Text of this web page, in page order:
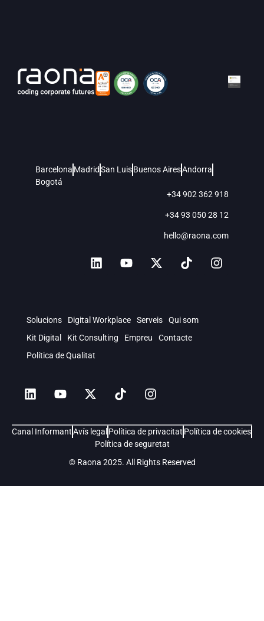
Barcelona MadridSan LuisBuenos AiresAndorra
Bogotá
+34 902 362 918
+34 93 050 28 12
hello@raona.com
Solucions Digital Workplace Serveis
Qui som
Kit Digital
Kit Consulting Empreu
Contacte
Política de Qualitat
© Raona 2025. All Rights Reserved
Canal InformantAvís legal Política de privacitat Política de cookies
Política de seguretat